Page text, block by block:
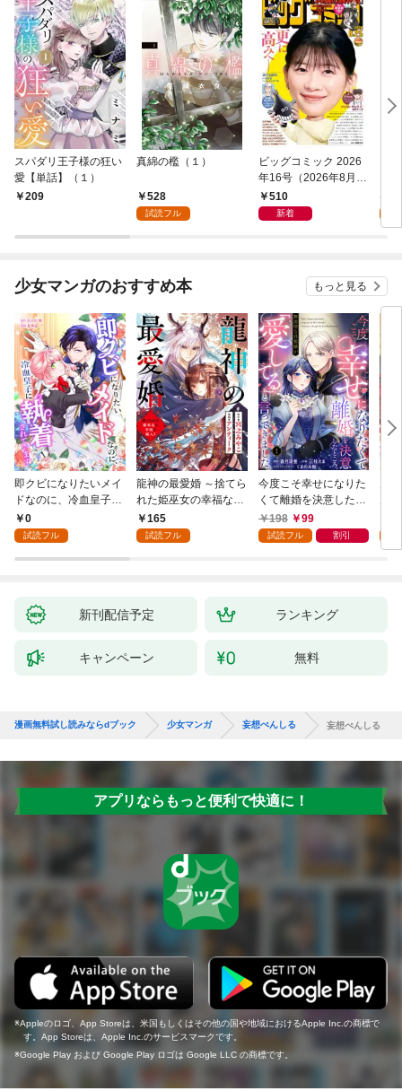
スパダリ王子様の狂い
愛【単話】（１）
209
真綿の檻（１）
528
試読フル
ビッグコミック 2026
年16号（2026年8月7
日発売）
510
新着
少女マンガのおすすめ本 もっと見る
即クビになりたいメイ
ドなのに、冷血皇子に
執着されています第1
話
0
試読フル
龍神の最愛婚 ～捨てら
れた姫巫女の幸福な嫁
入り～: 1
165
試読フル
今度こそ幸せになりた
くて離婚を決意したと
ころ、無表情な旦那様
が「愛してる」と言っ
198 99
試読フル 割引
新刊配信予定 ランキング
キャンペーン 無料
漫画無料試し読みならdブック 少女マンガ 妄想ぺんしる 妄想ぺんしる
アプリならもっと便利で快適に！
Appleのロゴ、App Storeは、米国もしくはその他の国や地域におけるApple Inc.の商標で
す。App Storeは、Apple Inc.のサービスマークです。
Google Play および Google Play ロゴは Google LLC の商標です。